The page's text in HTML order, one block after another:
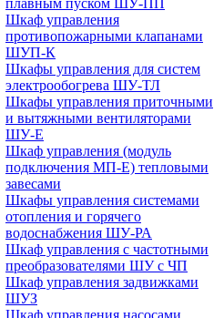
плавным пуском ШУ-ПП
Шкаф управления
противопожарными клапанами
ШУП-К
Шкафы управления для систем
электрообогрева ШУ-ТЛ
Шкафы управления приточными
и вытяжными вентиляторами
ШУ-Е
Шкаф управления (модуль
подключения МП-Е) тепловыми
завесами
Шкафы управления системами
отопления и горячего
водоснабжения ШУ-РА
Шкаф управления с частотными
преобразователями ШУ с ЧП
Шкаф управления задвижками
ШУЗ
Шкаф управления насосами